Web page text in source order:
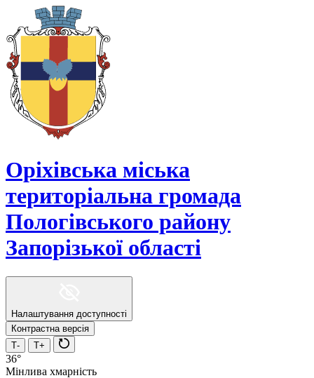
Оріхівська міська
територіальна громада
Пологівського району
Запорізької області
Налаштування доступності
Контрастна версія
Т-
Т+
36°
Мінлива хмарність